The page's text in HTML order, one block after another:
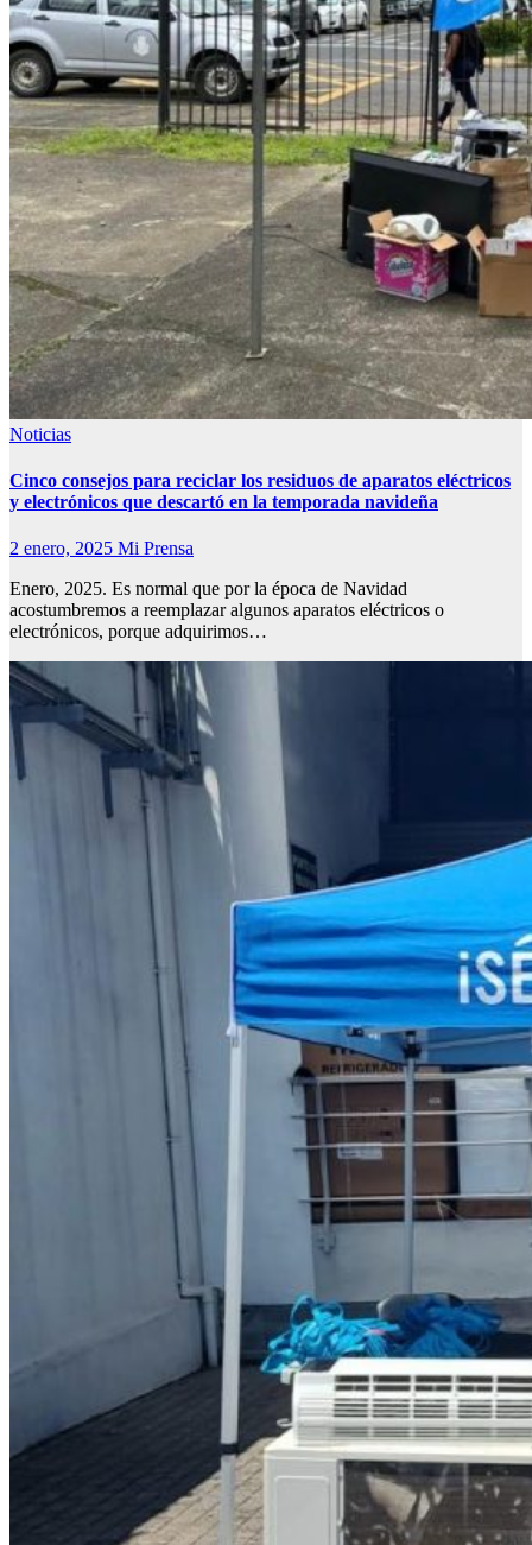
Noticias
Cinco consejos para reciclar los residuos de aparatos eléctricos
y electrónicos que descartó en la temporada navideña
2 enero, 2025 Mi Prensa
Enero, 2025. Es normal que por la época de Navidad
acostumbremos a reemplazar algunos aparatos eléctricos o
electrónicos, porque adquirimos…